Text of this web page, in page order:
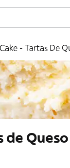
- Tartas De
de